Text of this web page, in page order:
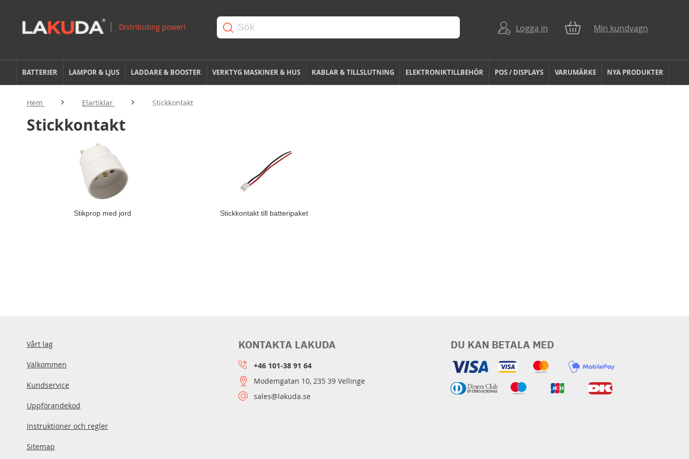
Logga in Min kundvagn
BATTERIER LAMPOR & LJUS LADDARE & BOOSTER VERKTYG MASKINER & HUS KABLAR & TILLSLUTNING ELEKTRONIKTILLBEHÖR POS / DISPLAYS VARUMÄRKE NYA PRODUKTER
Hem Elartiklar Stickkontakt
Stickkontakt
Stikprop med jord Stickkontakt till batteripaket
Vårt lag
Välkommen
Kundservice
Uppförandekod
Instruktioner och regler
Sitemap
DU KAN BETALA MED
KONTAKTA LAKUDA
+46 101-38 91 64
Modemgatan 10, 235 39 Vellinge
sales@lakuda.se